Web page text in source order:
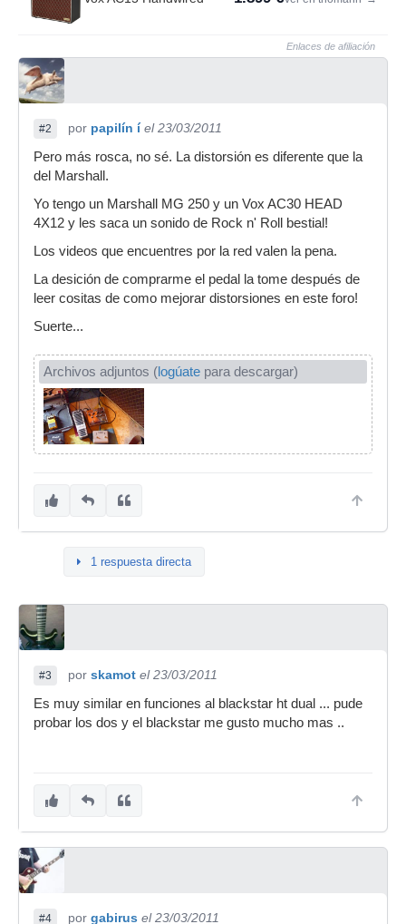
Enlaces de afiliación
#2 por papilín í el 23/03/2011
Pero más rosca, no sé. La distorsión es diferente que la
del Marshall.
Yo tengo un Marshall MG 250 y un Vox AC30 HEAD
4X12 y les saca un sonido de Rock n' Roll bestial!
Los videos que encuentres por la red valen la pena.
La desición de comprarme el pedal la tome después de
leer cositas de como mejorar distorsiones en este foro!
Suerte...
Archivos adjuntos (logúate para descargar)
1 respuesta directa
#3 por skamot el 23/03/2011
Es muy similar en funciones al blackstar ht dual ... pude
probar los dos y el blackstar me gusto mucho mas ..
#4 por gabirus el 23/03/2011